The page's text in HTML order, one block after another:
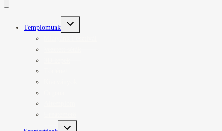
Templomunk
Toggle
child
Toggle